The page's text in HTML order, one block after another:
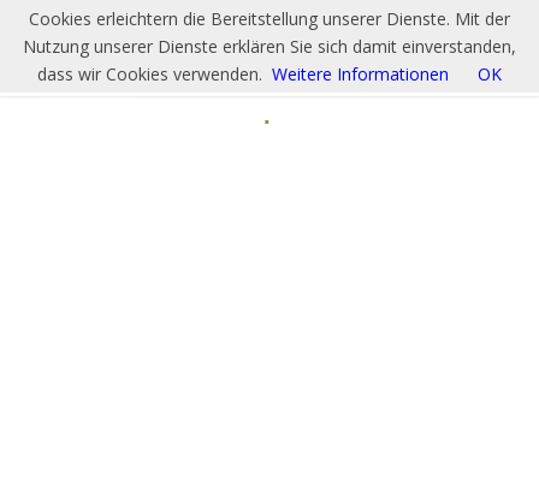
Cookies erleichtern die Bereitstellung unserer Dienste. Mit der
Nutzung unserer Dienste erklären Sie sich damit einverstanden,
dass wir Cookies verwenden. Weitere Informationen OK